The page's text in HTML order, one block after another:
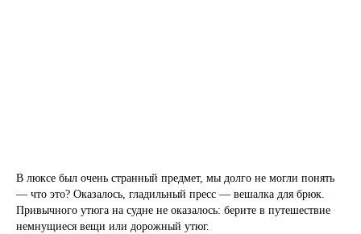
В люксе был очень странный предмет, мы долго не могли понять
— что это? Оказалось, гладильный пресс — вешалка для брюк.
Привычного утюга на судне не оказалось: берите в путешествие
немнущиеся вещи или дорожный утюг.